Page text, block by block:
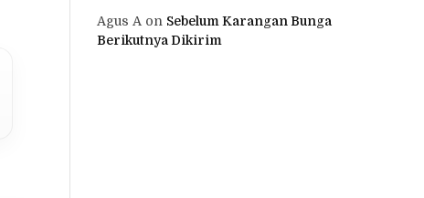
Agus A on Sebelum Karangan Bunga
Berikutnya Dikirim